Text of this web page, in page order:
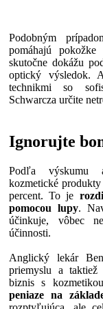
Podobným
pomáhajú
skutočne dokážu
optický výsledok.
technikmi so
Schwarcza určite
Ignorujte
Podľa výskumu
kozmetické
percent. To je
pomocou lupy.
účinkuje, vôbec
účinnosti.
Anglický lekár
priemyslu a taktiež
biznis s
peniaze na